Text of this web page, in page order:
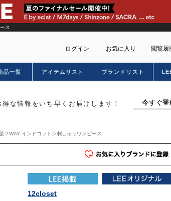
ス
ログイン お気に入り 閲覧履
品一覧 アイテムリスト ブランドリスト
な情報をいち早くお届けします！ 今すぐ登
WAY インドコットン刺しゅうワンピース
12closet